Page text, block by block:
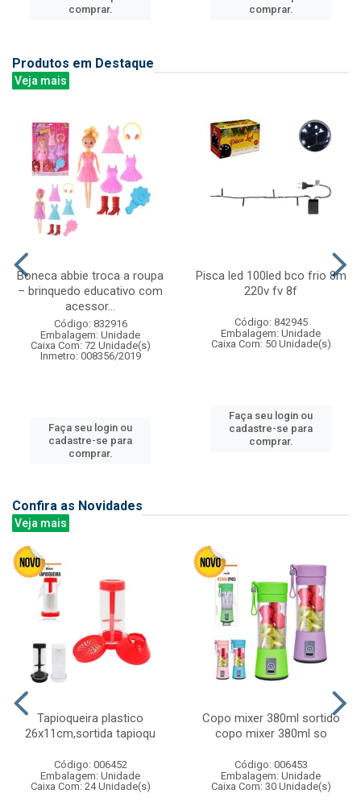
comprar.
comprar.
Produtos em Destaque
Veja mais
Boneca abbie troca a roupa
– brinquedo educativo com
acessor...
Código: 832916
Embalagem: Unidade
Caixa Com: 72 Unidade(s)
Inmetro: 008356/2019
Faça seu login ou
cadastre-se para
comprar.
Pisca led 100led bco frio 8m
220v fv 8f
Código: 842945
Embalagem: Unidade
Caixa Com: 50 Unidade(s)
Faça seu login ou
cadastre-se para
comprar.
Confira as Novidades
Veja mais
Tapioqueira plastico
26x11cm,sortida tapioqu
Código: 006452
Embalagem: Unidade
Caixa Com: 24 Unidade(s)
Copo mixer 380ml sortido
copo mixer 380ml so
Código: 006453
Embalagem: Unidade
Caixa Com: 30 Unidade(s)